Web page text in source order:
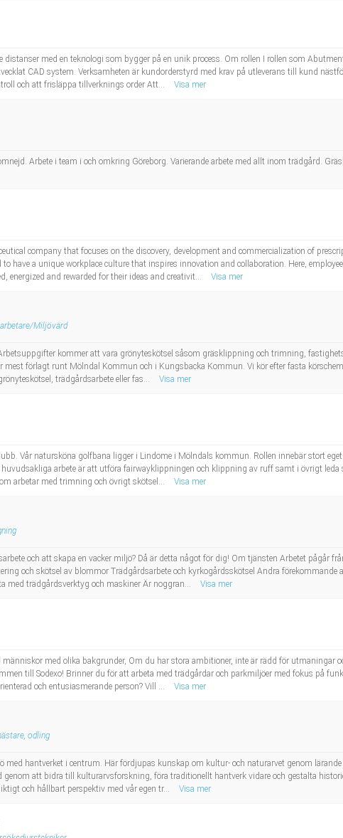
med en teknologi som bygger på en unik process. Om rollen I rollen som
CAD system. Verksamheten är kundorderstyrd med krav på utleverans till kund
och att frisläppa tillverknings order Att...
Visa mer
Arbete i team i och omkring Göreborg. Varierande arbete med allt inom trädgård.
company that focuses on the discovery, development and commercialization of
have a unique workplace culture that inspires innovation and collaboration. Here,
energized and rewarded for their ideas and creativit...
Visa mer
Miljövärd
kommer att vara grönyteskötsel såsom gräsklippning och trimning,
förlagt runt Mölndal Kommun och i Kungsbacka Kommun. Vi kör efter fasta
trädgårdsarbete eller fas...
Visa mer
Vår natursköna golfbana ligger i Lindome i Mölndals kommun. Rollen innebär stort
arbete är att utföra fairwayklippningen och klippning av ruff samt i övrigt leda
arbetar med trimning och övrigt skötsel...
Visa mer
och att skapa en vacker miljö? Då är detta något för dig! Om tjänsten Arbetet pågår
och skötsel av blommor Trädgårdsarbete och kyrkogårdsskötsel Andra förekommande
med trädgårdsverktyg och maskiner Är noggran...
Visa mer
med olika bakgrunder, Om du har stora ambitioner, inte är rädd för utmaningar
till Sodexo! Brinner du för att arbeta med trädgårdar och parkmiljöer med fokus på
och entusiasmerande person? Vill ...
Visa mer
odling
hantverket i centrum. Här fördjupas kunskap om kultur- och naturarvet genom lärande
att bidra till kulturarvsforskning, föra traditionellt hantverk vidare och gestalta
och hållbart perspektiv med vår egen tr...
Visa mer